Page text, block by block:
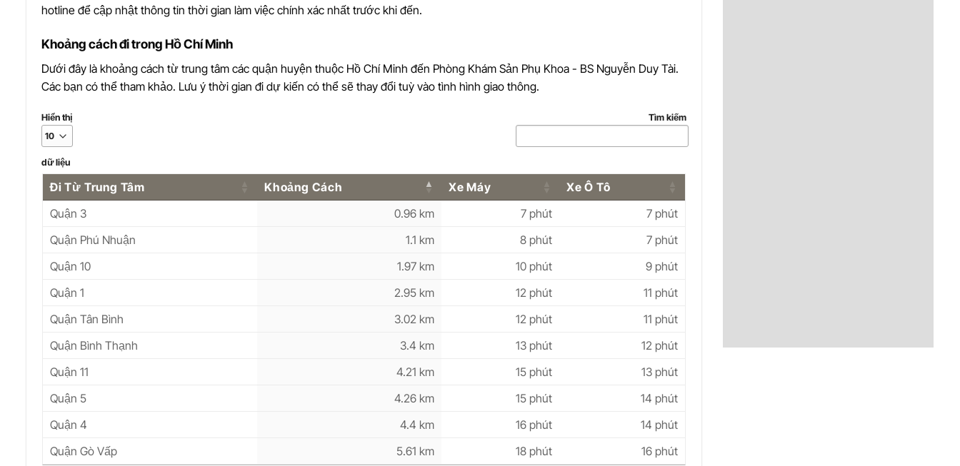
hotline để cập nhật thông tin thời gian làm việc chính xác nhất trước khi đến.
Khoảng cách đi trong Hồ Chí Minh
Dưới đây là khoảng cách từ trung tâm các quận huyện thuộc Hồ Chí Minh đến Phòng Khám Sản Phụ Khoa - BS Nguyễn Duy Tài.
Các bạn có thể tham khảo. Lưu ý thời gian đi dự kiến có thể sẽ thay đổi tuỳ vào tình hình giao thông.
Hiển thị
dữ liệu
Tìm kiếm
Đi Từ Trung Tâm Khoảng Cách Xe Máy
Xe Ô Tô
Quận 3
0.96 km 7 phút
7 phút
Quận Phú Nhuận
1.1 km 8 phút
7 phút
Quận 10
1.97 km 10 phút
9 phút
Quận 1
2.95 km 12 phút
11 phút
Quận Tân Bình
3.02 km 12 phút
11 phút
Quận Bình Thạnh
3.4 km 13 phút
12 phút
Quận 11
4.21 km 15 phút
13 phút
Quận 5
4.26 km 15 phút
14 phút
Quận 4
4.4 km 16 phút
14 phút
Quận Gò Vấp
5.61 km 18 phút 16 phút